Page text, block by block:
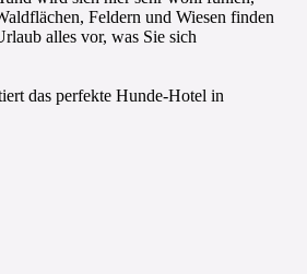
Feldern und Wiesen finden
alles vor, was Sie sich
das perfekte Hunde-Hotel in